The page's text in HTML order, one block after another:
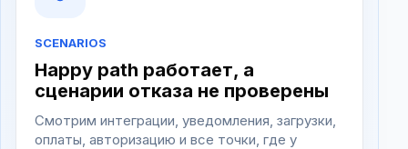
SCENARIOS
Happy path работает, а
сценарии отказа не проверены
Смотрим интеграции, уведомления, загрузки,
оплаты, авторизацию и все точки, где у